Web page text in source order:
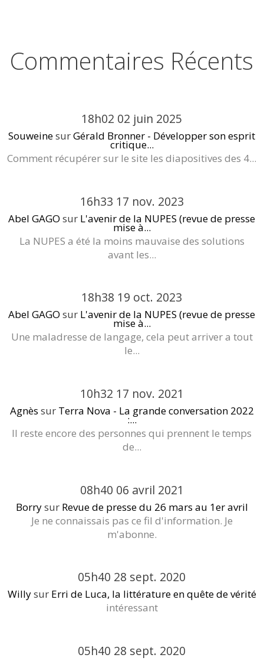
Commentaires Récents
18h02 02 juin 2025
SouweinesurGérald Bronner - Développer son esprit
critique...
Comment récupérer sur le site les diapositives des 4...
16h33 17 nov. 2023
Abel GAGO sur L'avenir de la NUPES (revue de presse
mise à...
La NUPES a été la moins mauvaise des solutions
avant les...
18h38 19 oct. 2023
Abel GAGO sur L'avenir de la NUPES (revue de presse
mise à...
Une maladresse de langage, cela peut arriver a tout
le...
10h32 17 nov. 2021
Agnès sur Terra Nova - La grande conversation 2022
:...
Il reste encore des personnes qui prennent le temps
de...
08h40 06 avril 2021
Borrysur Revue de presse du 26 mars au 1er avril
Je ne connaissais pas ce fil d'information. Je
m'abonne.
05h40 28 sept. 2020
Willysur Erri de Luca, la littérature en quête de vérité
intéressant
05h40 28 sept. 2020